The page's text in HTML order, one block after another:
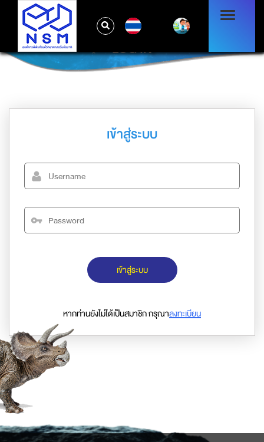
LOG IN
เข้าสู่ระบบ
เข้าสู่ระบบ
หากท่านยังไม่ได้เป็นสมาชิก กรุณาลงทะเบียน